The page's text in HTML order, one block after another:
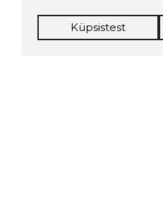
Küpsistest